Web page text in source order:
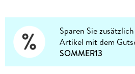
Sparen Sie zusätzlich
Artikel mit dem
SOMMER13